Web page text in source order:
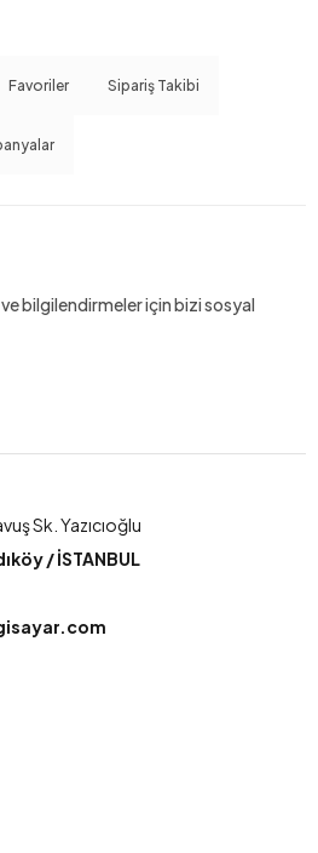
Favoriler Sipariş Takibi
bilgilendirmeler için bizi sosyal
Sk. Yazıcıoğlu
/ İSTANBUL